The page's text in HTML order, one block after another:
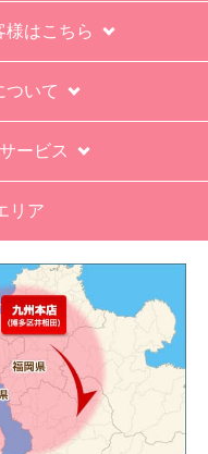
手伝った。もし、
したのか疑問。
一人来て欲しかっ
かった。
同じ２００Vでも
が違い、途中で工
時に形状の確認も
ていたが、少々不
様はこちら
ついて
ービス
リア